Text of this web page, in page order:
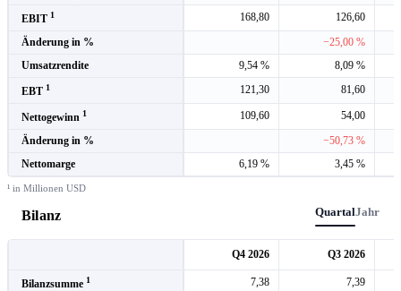
EBIT 1 168,80
126,60
Änderung in %
−25,00 %
Umsatzrendite
9,54 % 8,09 %
EBT 1 121,30 81,60
Nettogewinn 1 109,60
54,00
Änderung in %
−50,73 %
Nettomarge
6,19 % 3,45 %
¹ in Millionen USD
Bilanz QuartalJahr
Q4 2026 Q3 2026
Bilanzsumme 1 7,38 7,39